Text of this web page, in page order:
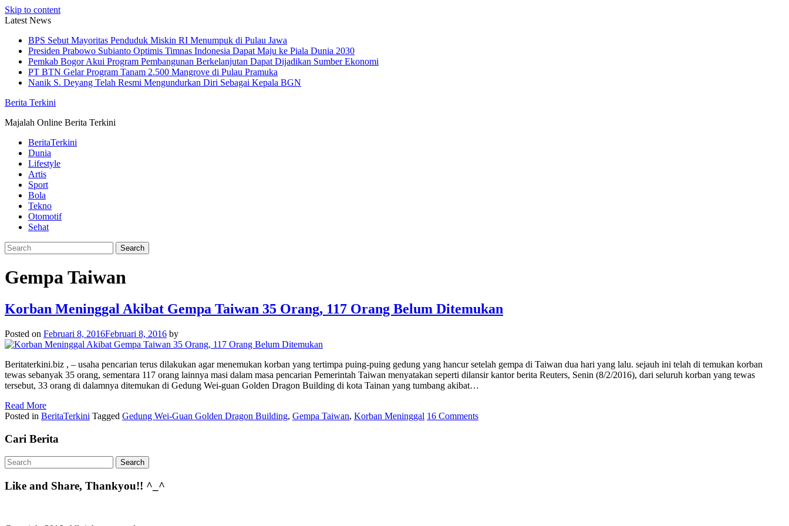
Skip to content
Latest News
BPS Sebut Mayoritas Penduduk Miskin RI Menumpuk di Pulau Jawa
Presiden Prabowo Subianto Optimis Timnas Indonesia Dapat Maju ke Piala Dunia 2030
Pemkab Bogor Akui Program Pembangunan Berkelanjutan Dapat Dijadikan Sumber Ekonomi
PT BTN Gelar Program Tanam 2.500 Mangrove di Pulau Pramuka
Nanik S. Deyang Telah Resmi Mengundurkan Diri Sebagai Kepala BGN
Berita Terkini
Majalah Online Berita Terkini
BeritaTerkini
Dunia
Lifestyle
Artis
Sport
Bola
Tekno
Otomotif
Sehat
Gempa Taiwan
Korban Meninggal Akibat Gempa Taiwan 35 Orang, 117 Orang Belum Ditemukan
Posted on Februari 8, 2016Februari 8, 2016 by
Beritaterkini.biz , – usaha pencarian terus dilakukan agar menemukan korban yang tertimpa puing-puing gedung yang hancur setelah gempa di Taiwan dua hari yang lalu. sejauh ini telah di temukan korban
tewas sebanyak 35 orang, sementara 117 orang lainnya masi dalam masa pencarian Pemerintah Taiwan menyatakan seperti dilansir kantor berita Reuters, Senin (8/2/2016), dari seluruh korban yang tewas
tersebut, 33 orang di dalamnya ditemukan di Gedung Wei-guan Golden Dragon Building di kota Tainan yang tumbang akibat…
Read More
Posted in BeritaTerkini Tagged Gedung Wei-Guan Golden Dragon Building, Gempa Taiwan, Korban Meninggal 16 Comments
Cari Berita
Like and Share, Thankyou!! ^_^